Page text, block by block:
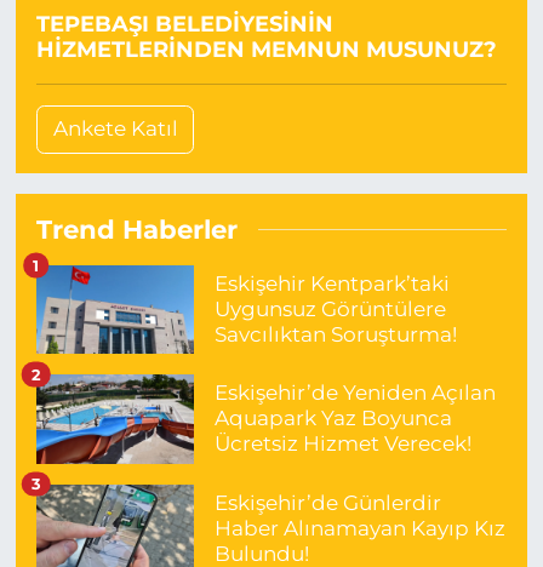
TEPEBAŞI BELEDİYESİNİN
HİZMETLERİNDEN MEMNUN MUSUNUZ?
Ankete Katıl
Trend Haberler
Eskişehir Kentpark’taki
Uygunsuz Görüntülere
Savcılıktan Soruşturma!
1
Eskişehir’de Yeniden Açılan
Aquapark Yaz Boyunca
Ücretsiz Hizmet Verecek!
2
Eskişehir’de Günlerdir
Haber Alınamayan Kayıp Kız
Bulundu!
3